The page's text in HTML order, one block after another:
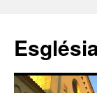
contenido